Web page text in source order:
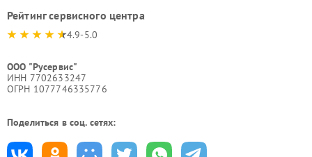
Рейтинг сервисного центра
4.9-5.0
ООО "Русервис"
ИНН 7702633247
ОГРН 1077746335776
Поделиться в соц. сетях: